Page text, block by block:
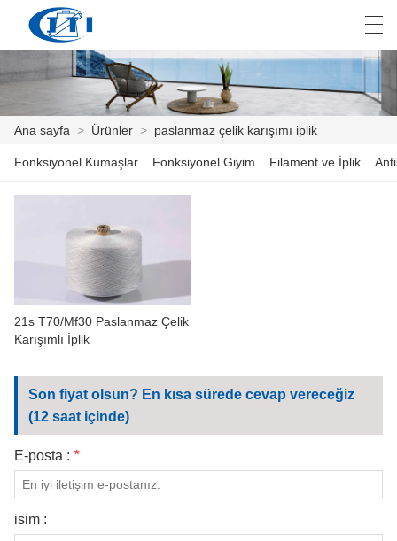
ANA SAYFA
ÖZELLEŞTIRME
HAKKIMIZDA
HABER
BIZIMLE ILETIŞIME GEÇIN
VIDEOLAR
العربية česky Deutsch
Ana sayfa > Ürünler > paslanmaz çelik karışımı iplik
Fonksiyonel Kumaşlar Fonksiyonel Giyim Filament ve İplik
21s T70/Mf30 Paslanmaz Çelik
Karışımlı İplik
Son fiyat olsun? En kısa sürede cevap vereceğiz
(12 saat içinde)
E-posta : *
isim :